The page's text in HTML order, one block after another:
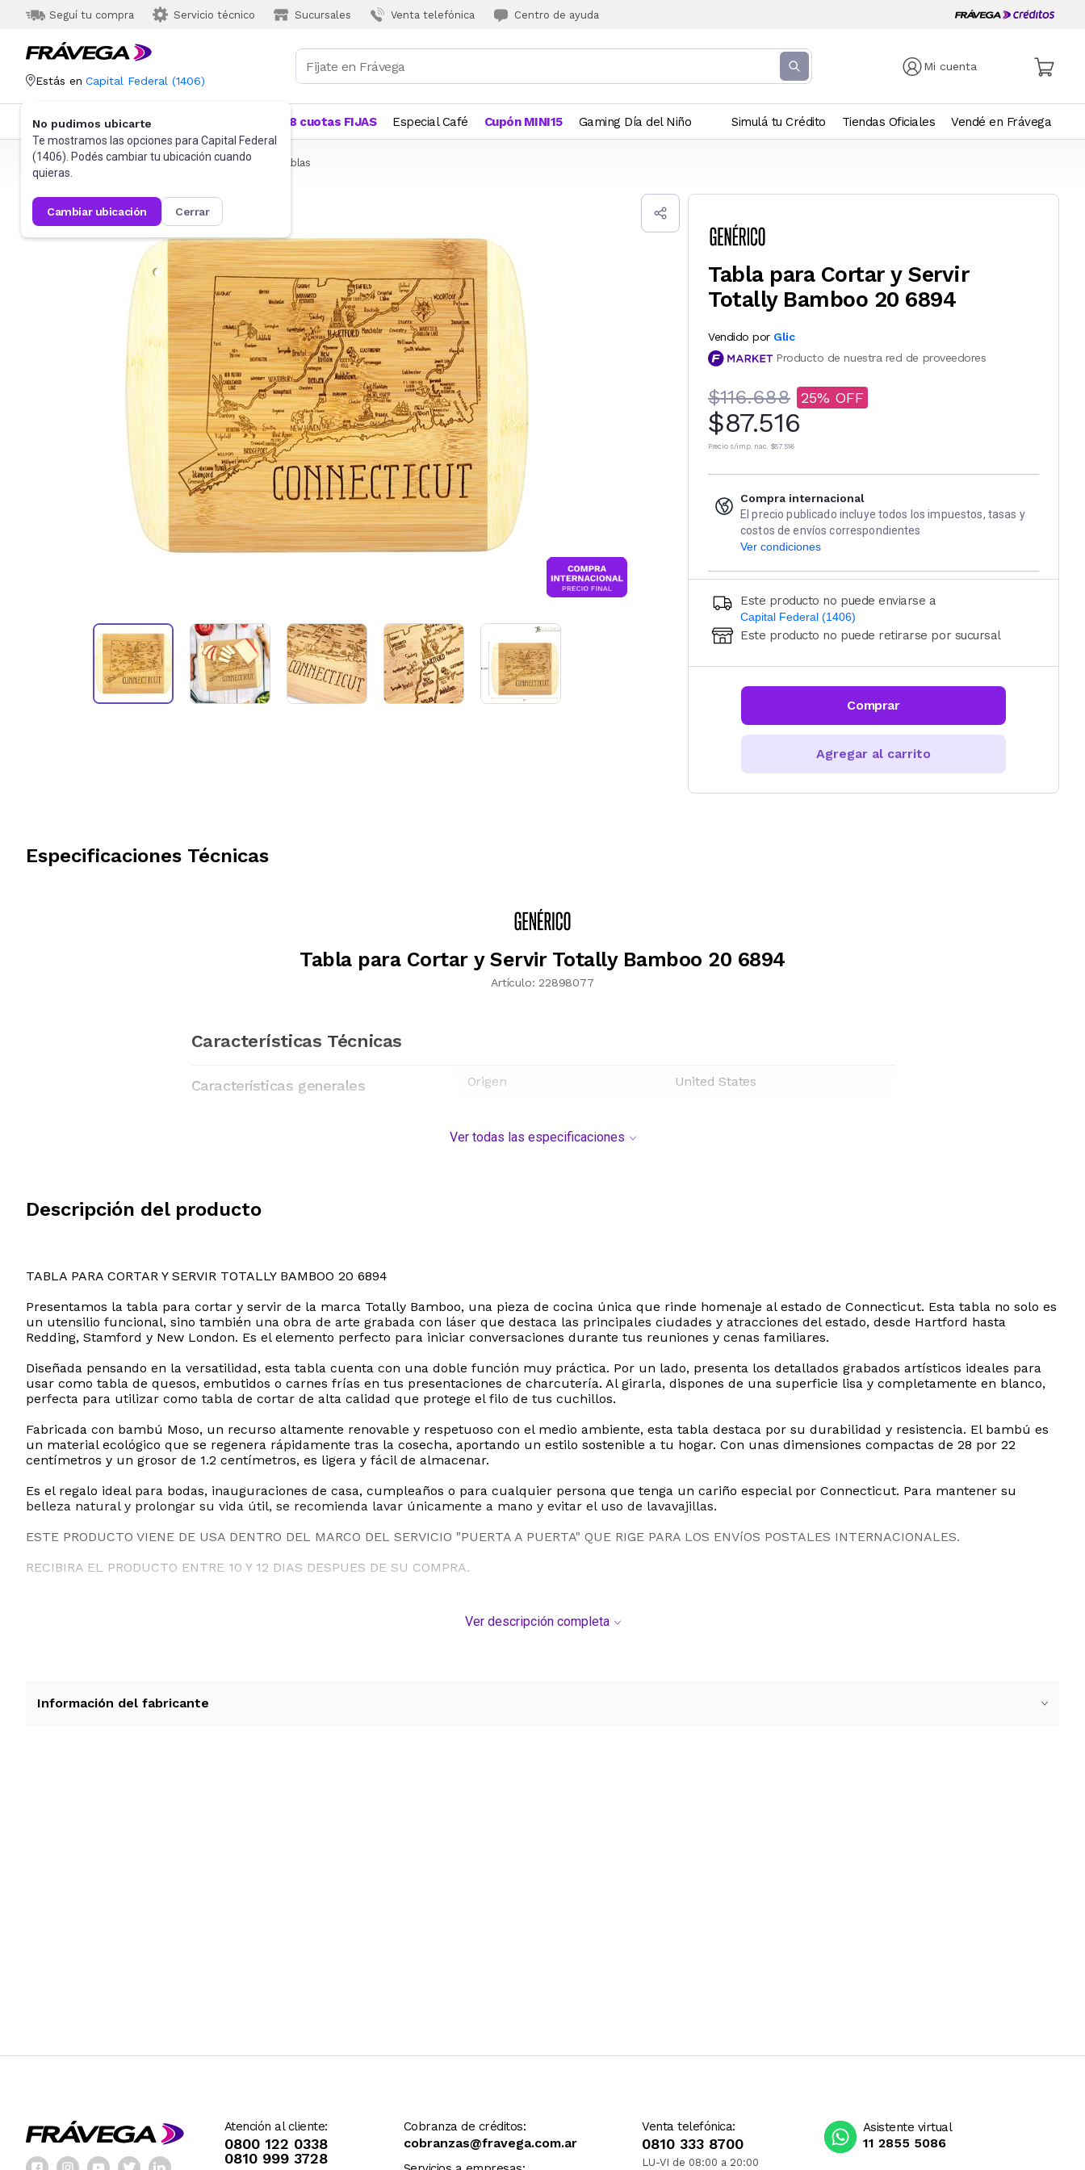
Seguí tu compra Servicio técnico Sucursales Venta telefónica Centro de ayuda
Mi cuenta
Estás en Capital Federal (1406)
No pudimos ubicarte
Te mostramos las opciones para Capital Federal
(1406). Podés cambiar tu ubicación cuando
quieras.
cambiar ubicación cerrar
Categorías Más Vendidos 18 cuotas FIJAS Especial Café Cupón MINI15 Gaming Día del Niño Simulá tu Crédito Tiendas Oficiales Vendé en Frávega
Frávega Hogar Bazar Utensilios de cocina Tablas
Tabla para Cortar y Servir
Totally Bamboo 20 6894
Vendido por Glic
Producto de nuestra red de proveedores
$116.688 25
$87.516
Precio s/imp. nac. $87.516
Compra internacional
El precio publicado incluye todos los impuestos, tasas y
costos de envíos correspondientes
Ver condiciones
Este producto no puede enviarse a
Capital Federal (1406)
Ingresá código postal (sólo números)
CALCULAR
Este producto no puede retirarse por sucursal
Comprar
Agregar al carrito
Especificaciones Técnicas
Tabla para Cortar y Servir Totally Bamboo 20 6894
Artículo: 22898077
Características Técnicas
Características generales Origen United States
Ver todas las especificaciones
Descripción del producto
TABLA PARA CORTAR Y SERVIR TOTALLY BAMBOO 20 6894
Presentamos la tabla para cortar y servir de la marca Totally Bamboo, una pieza de cocina única que rinde homenaje al estado de Connecticut. Esta tabla no solo es
un utensilio funcional, sino también una obra de arte grabada con láser que destaca las principales ciudades y atracciones del estado, desde Hartford hasta
Redding, Stamford y New London. Es el elemento perfecto para iniciar conversaciones durante tus reuniones y cenas familiares.
Diseñada pensando en la versatilidad, esta tabla cuenta con una doble función muy práctica. Por un lado, presenta los detallados grabados artísticos ideales para
usar como tabla de quesos, embutidos o carnes frías en tus presentaciones de charcutería. Al girarla, dispones de una superficie lisa y completamente en blanco,
perfecta para utilizar como tabla de cortar de alta calidad que protege el filo de tus cuchillos.
Fabricada con bambú Moso, un recurso altamente renovable y respetuoso con el medio ambiente, esta tabla destaca por su durabilidad y resistencia. El bambú es
un material ecológico que se regenera rápidamente tras la cosecha, aportando un estilo sostenible a tu hogar. Con unas dimensiones compactas de 28 por 22
centímetros y un grosor de 1.2 centímetros, es ligera y fácil de almacenar.
Es el regalo ideal para bodas, inauguraciones de casa, cumpleaños o para cualquier persona que tenga un cariño especial por Connecticut. Para mantener su
belleza natural y prolongar su vida útil, se recomienda lavar únicamente a mano y evitar el uso de lavavajillas.
ESTE PRODUCTO VIENE DE USA DENTRO DEL MARCO DEL SERVICIO "PUERTA A PUERTA" QUE RIGE PARA LOS ENVíOS POSTALES INTERNACIONALES.
RECIBIRA EL PRODUCTO ENTRE 10 Y 12 DIAS DESPUES DE SU COMPRA.
Ver descripción completa
Información del fabricante
Atención al cliente:
0800 122 0338
0810 999 3728
Cobranza de créditos:
cobranzas@fravega.com.ar
Venta telefónica:
0810 333 8700
LU-VI de 08:00 a 20:00
Asistente virtual
11 2855 5086